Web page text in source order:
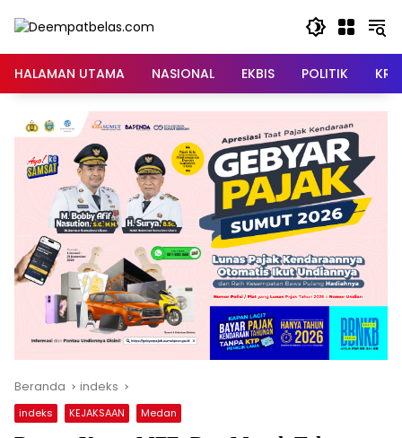
HALAMAN UTAMA
NASIONAL EKBIS POLITIK
Beranda indeks
indeks KEJAKSAAN Medan